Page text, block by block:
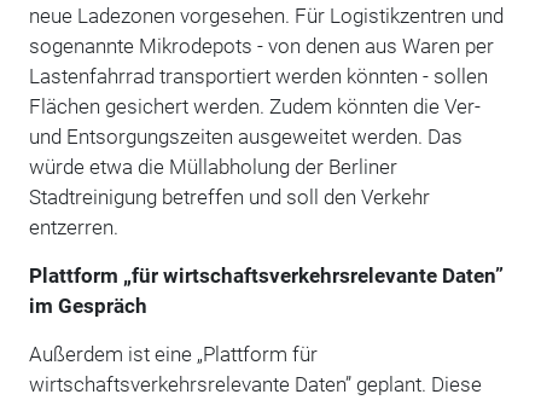
neue Ladezonen vorgesehen. Für Logistikzentren und
sogenannte Mikrodepots - von denen aus Waren per
Lastenfahrrad transportiert werden könnten - sollen
Flächen gesichert werden. Zudem könnten die Ver-
und Entsorgungszeiten ausgeweitet werden. Das
würde etwa die Müllabholung der Berliner
Stadtreinigung betreffen und soll den Verkehr
entzerren.
Plattform „für wirtschaftsverkehrsrelevante Daten”
im Gespräch
Außerdem ist eine „Plattform für
wirtschaftsverkehrsrelevante Daten” geplant. Diese